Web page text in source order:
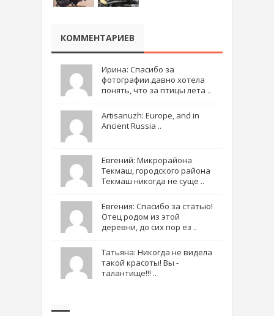
КОММЕНТАРИЕВ
Ирина: Спасибо за
фотографии.давно хотела
понять, что за птицы лета ..
Artisanuzh: Europe, and in
Ancient Russia ..
Евгений: Микрорайона
Текмаш, городского района
Текмаш никогда не суще ..
Евгения: Спасибо за статью!
Отец родом из этой
деревни, до сих пор ез ..
Татьяна: Никогда не видела
такой красоты! Вы -
талантище!!! ..